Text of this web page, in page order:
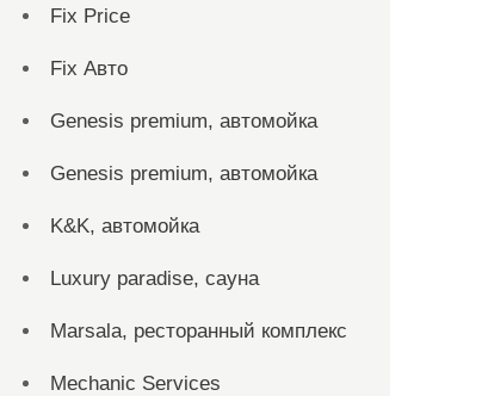
Fix Price
Fix Авто
Genesis premium, автомойка
Genesis premium, автомойка
K&K, автомойка
Luxury paradise, сауна
Marsala, ресторанный комплекс
Mechanic Services